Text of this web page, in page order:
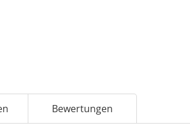
Bewertungen